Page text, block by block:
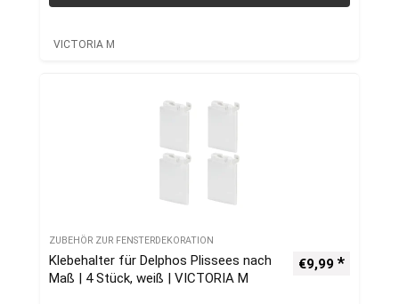
VICTORIA M
ZUBEHÖR ZUR FENSTERDEKORATION
Klebehalter für Delphos Plissees nach
Maß | 4 Stück, weiß | VICTORIA M
€9,99